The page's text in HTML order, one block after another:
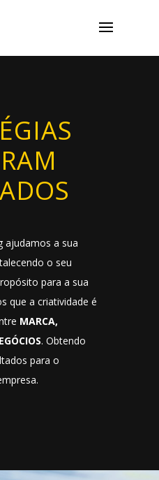
ajudamos a sua
o seu
para a sua
que a criatividade é
MARCA,
. Obtendo
para o